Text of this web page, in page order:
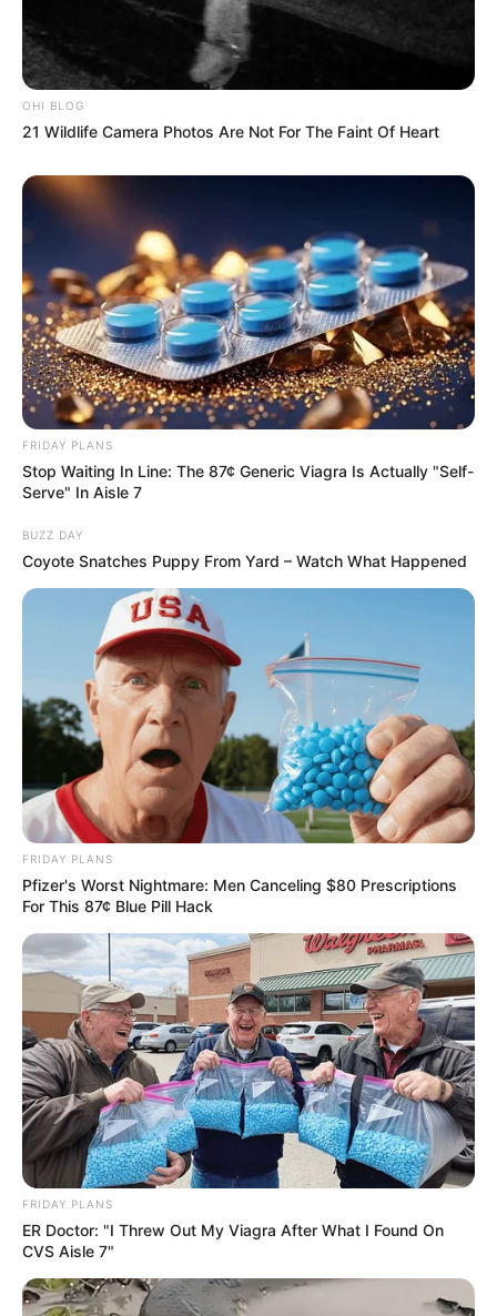
OHI BLOG
21 Wildlife Camera Photos Are Not For The Faint Of Heart
FRIDAY PLANS
Stop Waiting In Line: The 87¢ Generic Viagra Is Actually "Self-
Serve" In Aisle 7
BUZZ DAY
Coyote Snatches Puppy From Yard – Watch What Happened
FRIDAY PLANS
Pfizer's Worst Nightmare: Men Canceling $80 Prescriptions
For This 87¢ Blue Pill Hack
FRIDAY PLANS
ER Doctor: "I Threw Out My Viagra After What I Found On
CVS Aisle 7"